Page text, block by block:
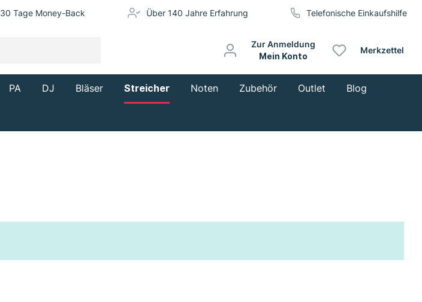
30 Tage Money-Back Über 140 Jahre Erfahrung Telefonische Einkaufshilfe
Zur Anmeldung
Mein Konto
Merkzettel
PA DJ Bläser Streicher Noten Zubehör Outlet Blog